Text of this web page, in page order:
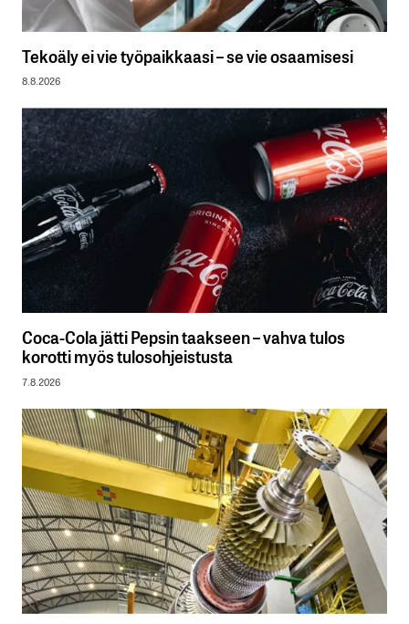
Tekoäly ei vie työpaikkaasi – se vie osaamisesi
8.8.2026
Coca-Cola jätti Pepsin taakseen – vahva tulos
korotti myös tulosohjeistusta
7.8.2026